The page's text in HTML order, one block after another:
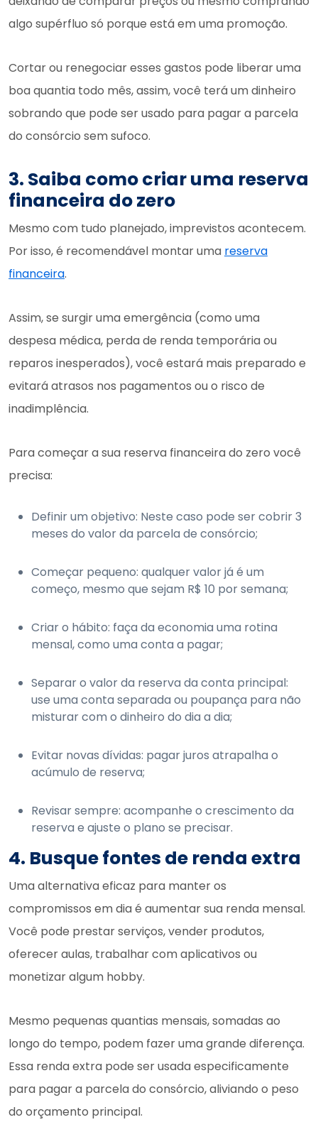
algo supérfluo só porque está em uma promoção.
Cortar ou renegociar esses gastos pode liberar uma
boa quantia todo mês, assim, você terá um dinheiro
sobrando que pode ser usado para pagar a parcela
do consórcio sem sufoco.
3. Saiba como criar uma reserva
financeira do zero
Mesmo com tudo planejado, imprevistos acontecem.
Por isso, é recomendável montar uma reserva
financeira.
Assim, se surgir uma emergência (como uma
despesa médica, perda de renda temporária ou
reparos inesperados), você estará mais preparado e
evitará atrasos nos pagamentos ou o risco de
inadimplência.
Para começar a sua reserva financeira do zero você
precisa:
Definir um objetivo: Neste caso pode ser cobrir 3
meses do valor da parcela de consórcio;
Começar pequeno: qualquer valor já é um
começo, mesmo que sejam R$ 10 por semana;
Criar o hábito: faça da economia uma rotina
mensal, como uma conta a pagar;
Separar o valor da reserva da conta principal:
use uma conta separada ou poupança para não
misturar com o dinheiro do dia a dia;
Evitar novas dívidas: pagar juros atrapalha o
acúmulo de reserva;
Revisar sempre: acompanhe o crescimento da
reserva e ajuste o plano se precisar.
4. Busque fontes de renda extra
Uma alternativa eficaz para manter os
compromissos em dia é aumentar sua renda mensal.
Você pode prestar serviços, vender produtos,
oferecer aulas, trabalhar com aplicativos ou
monetizar algum hobby.
Mesmo pequenas quantias mensais, somadas ao
longo do tempo, podem fazer uma grande diferença.
Essa renda extra pode ser usada especificamente
para pagar a parcela do consórcio, aliviando o peso
do orçamento principal.